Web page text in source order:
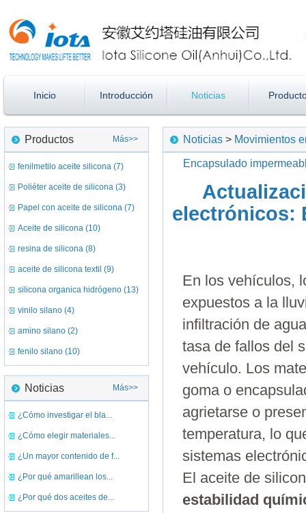
Inicio Introducción Noticias
Productos Más>>
fenilmetilo aceite silicona (7)
Poliéter aceite de silicona (3)
Papel con aceite de silicona (7)
Aceite de silicona (10)
resina de silicona (8)
aceite de silicona textil (9)
silicona organica hidrógeno (13)
vinilo silano (4)
amino silano (2)
fenilo silano (10)
Noticias Más>>
¿Cómo investigar el bla...
¿Cómo elegir materiales...
¿Un mayor contenido de f...
¿Por qué amarillean los...
¿Por qué dos aceites de...
Noticias > Movimientos
Encapsulado
electrónicos:
En los vehículos,
expuestos a la
infiltración de
tasa de fallos del
vehículo. Los
goma o
agrietarse o
temperatura, lo
sistemas
El aceite de
estabilidad